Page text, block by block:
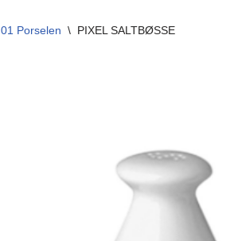
01 Porselen \ PIXEL SALTBØSSE